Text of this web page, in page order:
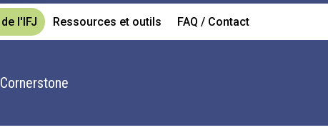
l'IFJ Ressources et outils FAQ / Contact